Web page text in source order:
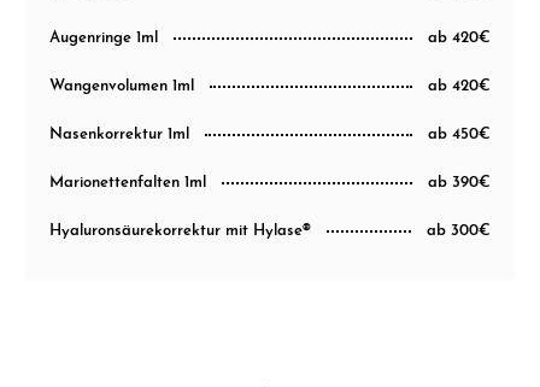
Augenringe 1ml ab 420€
Wangenvolumen 1ml ab 420€
Nasenkorrektur 1ml ab 450€
Marionettenfalten 1ml ab 390€
Hyaluronsäurekorrektur mit Hylase® ab 300€